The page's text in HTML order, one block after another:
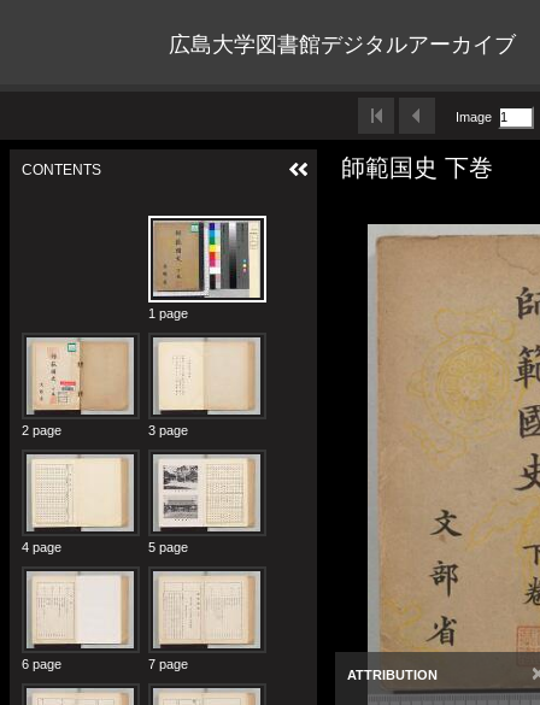
広島大学図書館デジタルアーカイブ